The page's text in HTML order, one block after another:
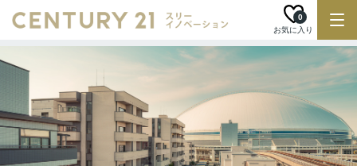
お気に入り
0